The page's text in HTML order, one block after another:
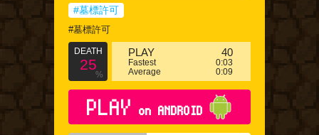
#墓標許可
#墓標許可
DEATH
25
%
PLAY 40
Fastest
0:03
Average
0:09
PLAY on ANDROID